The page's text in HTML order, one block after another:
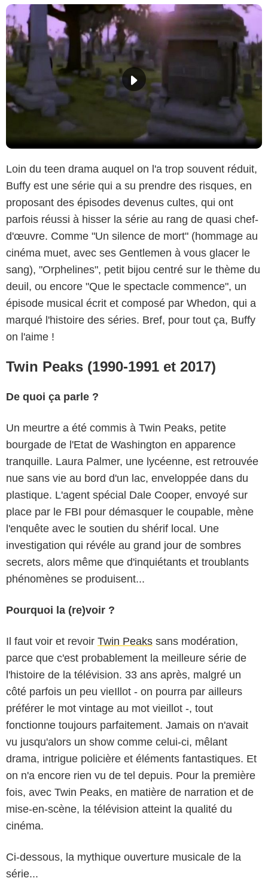
Loin du teen drama auquel on l'a trop souvent réduit,
Buffy est une série qui a su prendre des risques, en
proposant des épisodes devenus cultes, qui ont
parfois réussi à hisser la série au rang de quasi chef-
d'œuvre. Comme "Un silence de mort" (hommage au
cinéma muet, avec ses Gentlemen à vous glacer le
sang), "Orphelines", petit bijou centré sur le thème du
deuil, ou encore "Que le spectacle commence", un
épisode musical écrit et composé par Whedon, qui a
marqué l'histoire des séries. Bref, pour tout ça, Buffy
on l'aime !
Twin Peaks (1990-1991 et 2017)
De quoi ça parle ?
Un meurtre a été commis à Twin Peaks, petite
bourgade de l'Etat de Washington en apparence
tranquille. Laura Palmer, une lycéenne, est retrouvée
nue sans vie au bord d'un lac, enveloppée dans du
plastique. L'agent spécial Dale Cooper, envoyé sur
place par le FBI pour démasquer le coupable, mène
l'enquête avec le soutien du shérif local. Une
investigation qui révéle au grand jour de sombres
secrets, alors même que d'inquiétants et troublants
phénomènes se produisent...
Pourquoi la (re)voir ?
Il faut voir et revoir Twin Peaks sans modération,
parce que c'est probablement la meilleure série de
l'histoire de la télévision. 33 ans après, malgré un
côté parfois un peu vieIllot - on pourra par ailleurs
préférer le mot vintage au mot vieillot -, tout
fonctionne toujours parfaitement. Jamais on n'avait
vu jusqu'alors un show comme celui-ci, mêlant
drama, intrigue policière et éléments fantastiques. Et
on n'a encore rien vu de tel depuis. Pour la première
fois, avec Twin Peaks, en matière de narration et de
mise-en-scène, la télévision atteint la qualité du
cinéma.
Ci-dessous, la mythique ouverture musicale de la
série...